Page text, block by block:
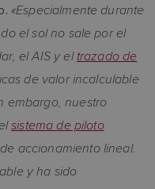
«Especialmente durante
el sol no sale por el
el AIS y eltrazado de
de valor incalculable
embargo, nuestro
sistema de piloto
accionamiento lineal.
y ha sido